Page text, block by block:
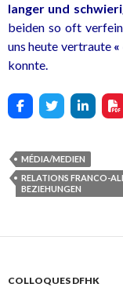
langer und
beiden so oft
uns heute vertraute
konnte.
MÉDIA/MEDIEN
RELATIONS FRANCO-
BEZIEHUNGEN
COLLOQUES DFHK